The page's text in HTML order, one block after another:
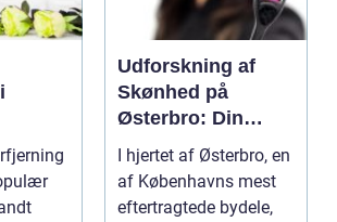
Udforskning af
Skønhed på
Østerbro: Din
Destination for
Æstetiske
Behandlinger
I hjertet af Østerbro, en
af Københavns mest
eftertragtede bydele,